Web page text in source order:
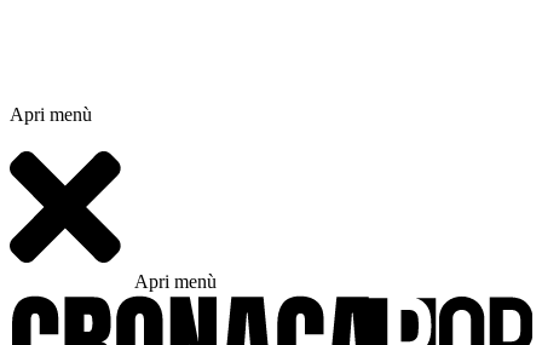
Apri menù
Apri menù